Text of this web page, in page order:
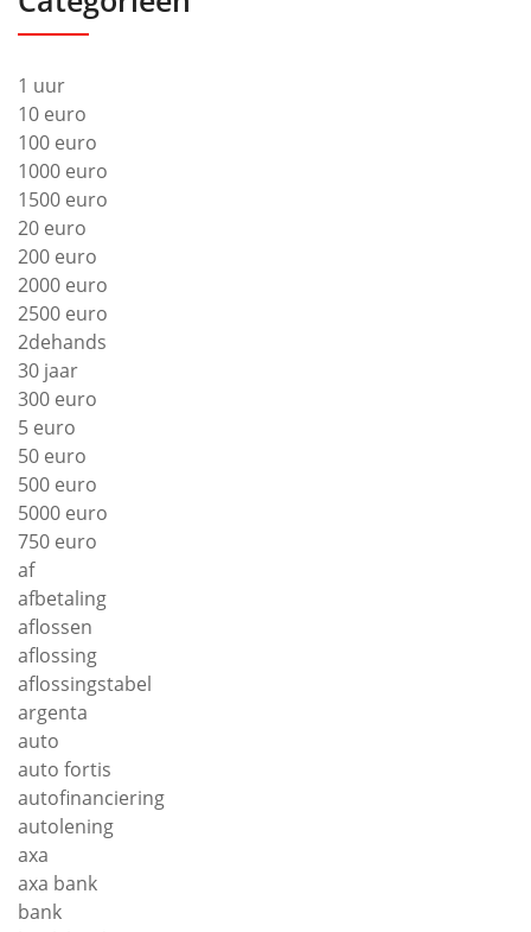
1 uur
10 euro
100 euro
1000 euro
1500 euro
20 euro
200 euro
2000 euro
2500 euro
2dehands
30 jaar
300 euro
5 euro
50 euro
500 euro
5000 euro
750 euro
af
afbetaling
aflossen
aflossing
aflossingstabel
argenta
auto
auto fortis
autofinanciering
autolening
axa
axa bank
bank